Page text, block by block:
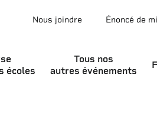
Nous joindre Énoncé de
écoles
Tous nos
autres événements
à cause du roulis du
George Thom, qui a
où j’ai rencontré le maire.